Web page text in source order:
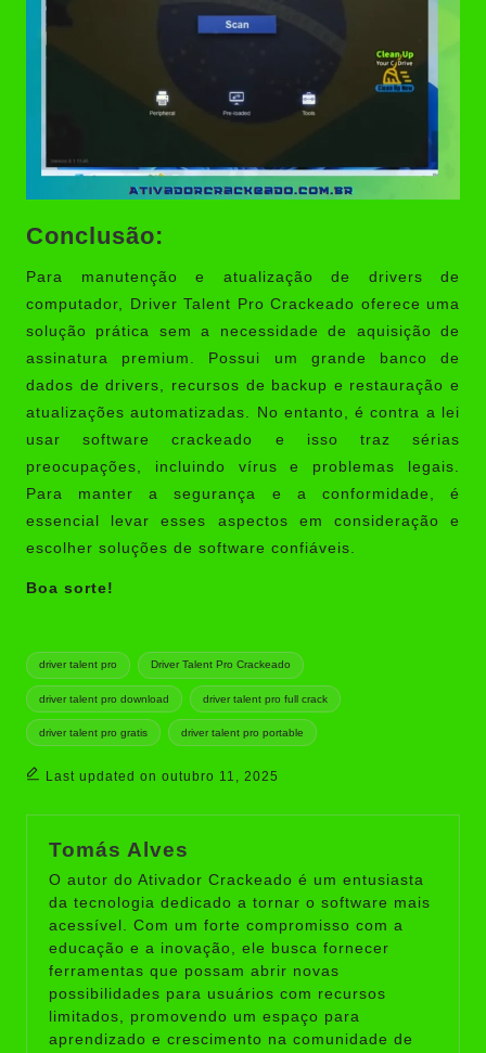
Conclusão:
Para manutenção e atualização de drivers de
computador, Driver Talent Pro Crackeado oferece uma
solução prática sem a necessidade de aquisição de
assinatura premium. Possui um grande banco de
dados de drivers, recursos de backup e restauração e
atualizações automatizadas. No entanto, é contra a lei
usar software crackeado e isso traz sérias
preocupações, incluindo vírus e problemas legais.
Para manter a segurança e a conformidade, é
essencial levar esses aspectos em consideração e
escolher soluções de software confiáveis.
Boa sorte!
Tags:
driver talent pro Driver Talent Pro Crackeado
driver talent pro download driver talent pro full crack
driver talent pro gratis driver talent pro portable
Last updated on outubro 11, 2025
Tomás Alves
O autor do Ativador Crackeado é um entusiasta
da tecnologia dedicado a tornar o software mais
acessível. Com um forte compromisso com a
educação e a inovação, ele busca fornecer
ferramentas que possam abrir novas
possibilidades para usuários com recursos
limitados, promovendo um espaço para
aprendizado e crescimento na comunidade de